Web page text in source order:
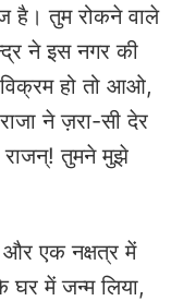
है। तुम रोकने वाले
ने इस नगर की
हो तो आओ,
ने ज़रा-सी देर
राजन्! तुमने मुझे
एक नक्षत्र में
घर में जन्म लिया,